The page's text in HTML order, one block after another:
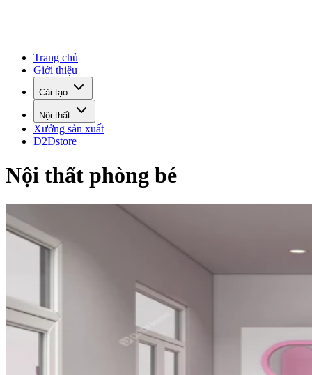
Trang chủ
Giới thiệu
Cải tạo
Nội thất
Xưởng sản xuất
D2Dstore
Nội thất phòng bé